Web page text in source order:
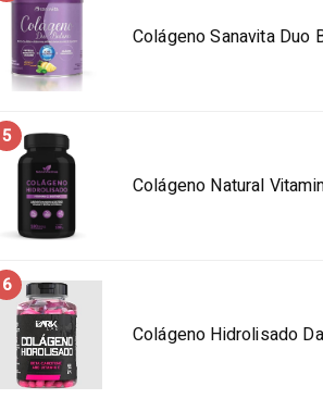
Colágeno Sanavita Duo
5
Colágeno Natural
6
Colágeno Hidrolisado